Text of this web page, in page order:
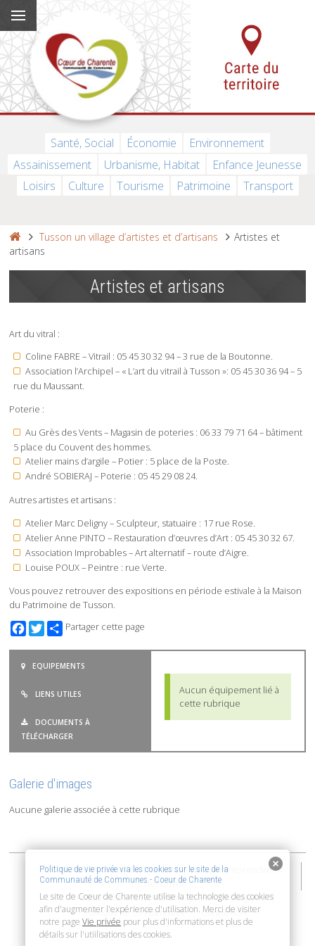
Santé, Social Économie
Environnement
Assainissement
Urbanisme, Habitat
Enfance Jeunesse
Loisirs
Culture Tourisme Patrimoine Transport
Tusson un village d’artistes et d’artisans
Artistes et
artisans
Artistes et artisans
Art du vitral :
Coline FABRE – Vitrail : 05 45 30 32 94 – 3 rue de la Boutonne.
Association l’Archipel – « L’art du vitrail à Tusson »: 05 45 30 36 94 – 5
rue du Maussant.
Poterie :
Au Grès des Vents – Magasin de poteries : 06 33 79 71 64 – bâtiment
5 place du Couvent des hommes.
Atelier mains d’argile – Potier : 5 place de la Poste.
André SOBIERAJ – Poterie : 05 45 29 08 24.
Autres artistes et artisans :
Atelier Marc Deligny – Sculpteur, statuaire : 17 rue Rose.
Atelier Anne PINTO – Restauration d’œuvres d’Art : 05 45 30 32 67.
Association Improbables – Art alternatif – route d’Aigre.
Louise POUX – Peintre : rue Verte.
Vous pouvez retrouver des expositions en période estivale à la Maison
du Patrimoine de Tusson.
Facebook
TwitterPartager cette page
EQUIPEMENTS
LIENS UTILES
DOCUMENTS À
TÉLÉCHARGER
Aucun équipement lié à
cette rubrique
Galerie d'images
Aucune galerie associée à cette rubrique
2015-2026 © Coeur de Charente | Vivre, entreprendre et
découvrir
Accessibilité : non conforme
Mentions Légales
Politique de confidentialité
Connexion
Politique de vie privée via les cookies sur le site de la
Communauté de Communes - Coeur de Charente
Le site de Coeur de Charente utilise la technologie des cookies
afin d'augmenter l'expérience d'utilisation. Merci de visiter
notre page Vie privée pour plus d'informations et plus de
détails sur l'utiilisations des cookies.